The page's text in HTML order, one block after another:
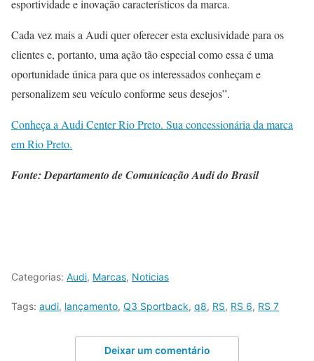
esportividade e inovação característicos da marca.
Cada vez mais a Audi quer oferecer esta exclusividade para os
clientes e, portanto, uma ação tão especial como essa é uma
oportunidade única para que os interessados conheçam e
personalizem seu veículo conforme seus desejos”.
Conheça a Audi Center Rio Preto. Sua concessionária da marca
em Rio Preto.
Fonte: Departamento de Comunicação Audi do Brasil
Categorias: Audi, Marcas, Noticias
Tags: audi, lançamento, Q3 Sportback, q8, RS, RS 6, RS 7
Deixar um comentário